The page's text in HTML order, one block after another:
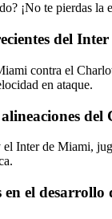
¡No te pierdas
del
contra el
en ataque.
Inter de Miami,
en el